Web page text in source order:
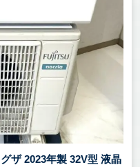
ザ 2023年製 32V型 液晶